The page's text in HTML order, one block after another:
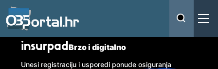
insurpadBrzo i digitalno
Unesi registraciju i usporedi ponude osiguranja